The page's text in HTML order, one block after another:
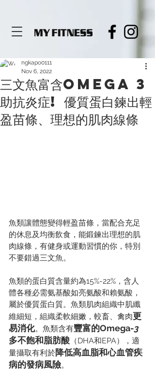
三文魚富含Omega 3
助抗炎症! 優質蛋白鍊出輕
盈苗條、理想的肌肉線條
ngkapo0111
Nov 6, 2022
魚類讓體態變得輕盈苗條，當配合充足
的休息及均衡飲食，能鍛鍊出理想的肌
肉線條，有健身或運動習慣的你，特別
不要錯過三文魚。
魚類的蛋白質含量約為15%-22%，含人
體各種必需氨基酸如亮氨酸和賴氨酸，
屬於優質蛋白質。魚類肌肉組織中肌纖
維細短，組織柔軟細嫩，較畜、禽肉更
易消化。魚類含有豐富的Omega-3
多不飽和脂肪酸 （DHA和EPA），適
量攝取有利於降低高血脂和心血管疾
病的發病風險。